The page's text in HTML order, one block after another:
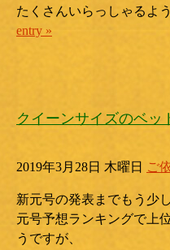
たくさんいらっしゃるよ
entry »
クイーンサイズのベッ
2019年3月28日 木曜日 ご
新元号の発表までもう少
元号予想ランキングで上
うですが、